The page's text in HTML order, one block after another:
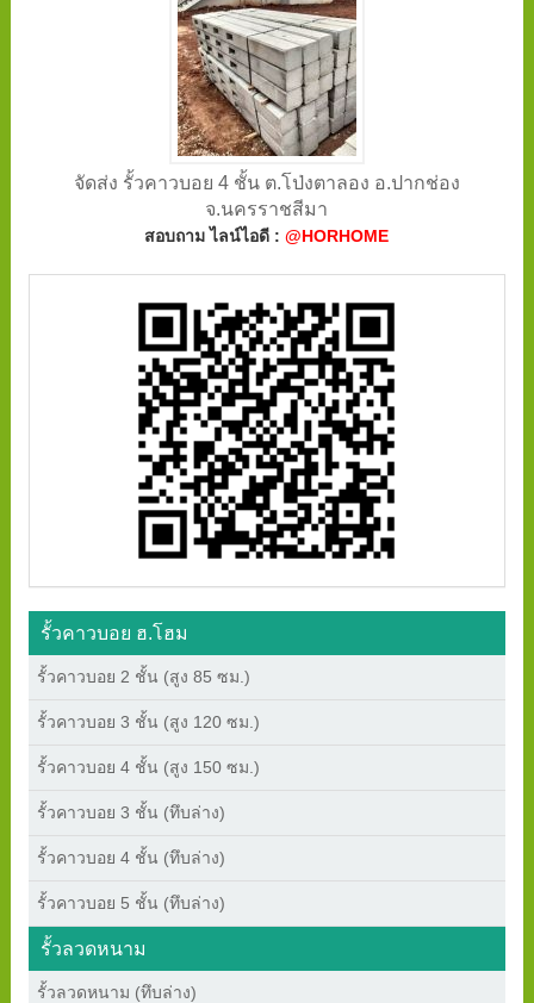
จัดส่ง รั้วคาวบอย 4 ชั้น ต.โป่งตาลอง อ.ปากช่อง
จ.นครราชสีมา
สอบถาม ไลน์ไอดี :@HORHOME
รั้วคาวบอย ฮ.โฮม
รั้วคาวบอย 2 ชั้น (สูง 85 ซม.)
รั้วคาวบอย 3 ชั้น (สูง 120 ซม.)
รั้วคาวบอย 4 ชั้น (สูง 150 ซม.)
รั้วคาวบอย 3 ชั้น (ทึบล่าง)
รั้วคาวบอย 4 ชั้น (ทึบล่าง)
รั้วคาวบอย 5 ชั้น (ทึบล่าง)
รั้วลวดหนาม
รั้วลวดหนาม (ทึบล่าง)